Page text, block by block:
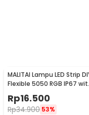
MALITAI Lampu LED Strip
Flexible 5050 RGB IP67
USB Controller 1M -
SMD2835
Rp16.500
Rp34.900 53%